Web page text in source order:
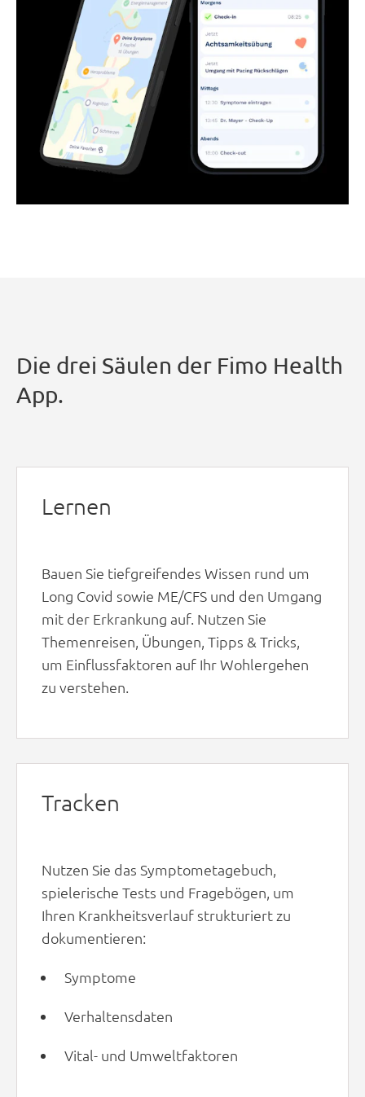
Die drei Säulen der Fimo Health
App.
Lernen
Bauen Sie tiefgreifendes Wissen rund um
Long Covid sowie ME/CFS und den Umgang
mit der Erkrankung auf. Nutzen Sie
Themenreisen, Übungen, Tipps & Tricks,
um Einflussfaktoren auf Ihr Wohlergehen
zu verstehen.
Tracken
Nutzen Sie das Symptometagebuch,
spielerische Tests und Fragebögen, um
Ihren Krankheitsverlauf strukturiert zu
dokumentieren:
Symptome
Verhaltensdaten
Vital- und Umweltfaktoren